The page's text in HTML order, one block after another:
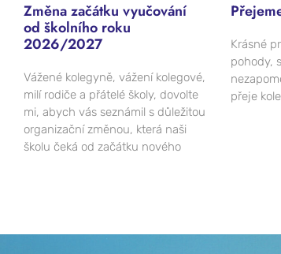
Změna začátku vyučování
od školního roku
2026/2027
Vážené kolegyně, vážení kolegové,
milí rodiče a přátelé školy, dovolte
mi, abych vás seznámil s důležitou
organizační změnou, která naši
školu čeká od začátku nového
Krásné
pohody,
přeje